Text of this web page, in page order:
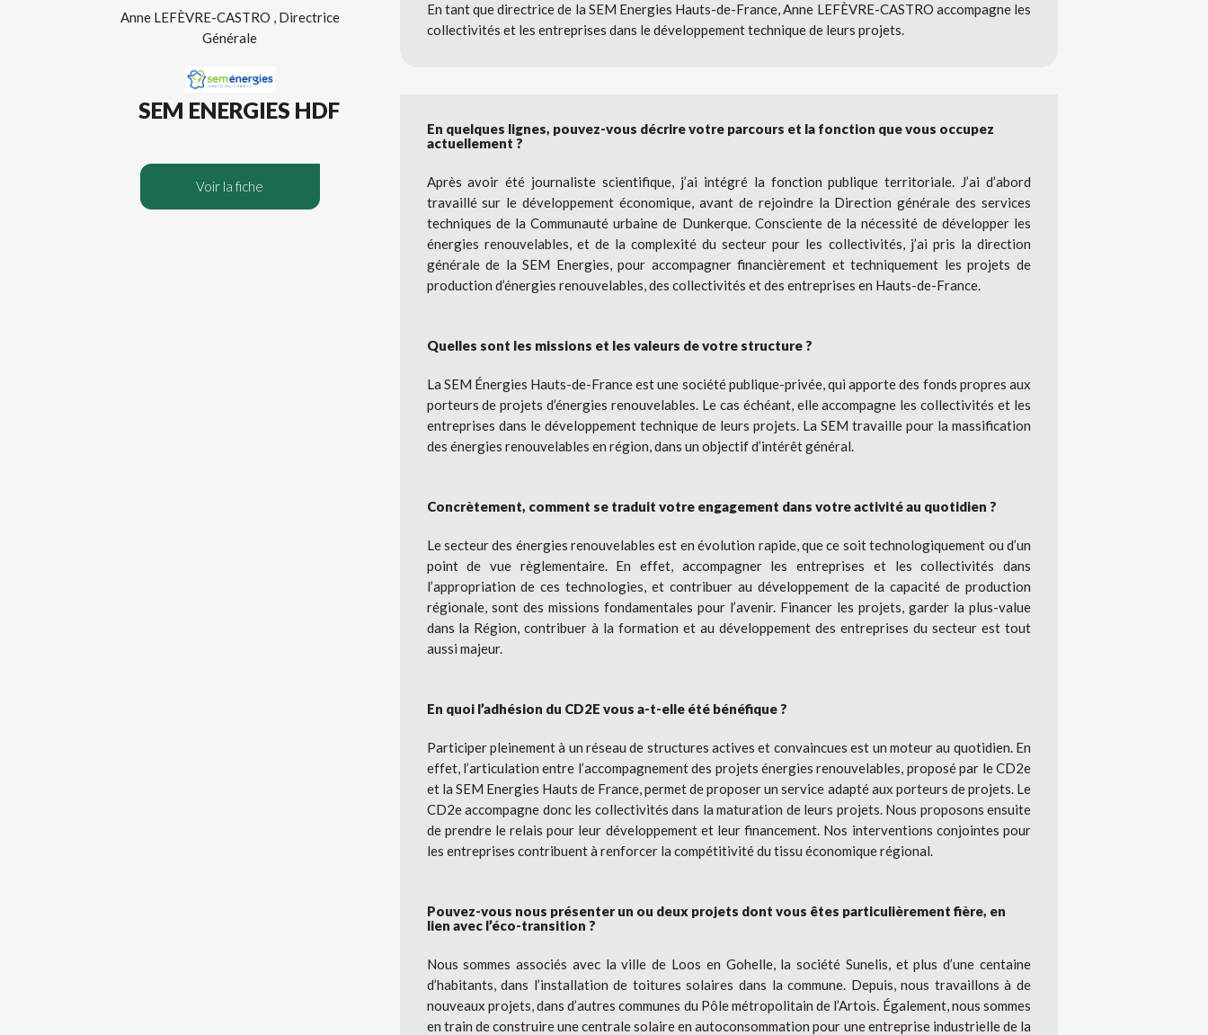
Anne LEFÈVRE-CASTRO , Directrice
Générale
SEM ENERGIES HDF
Voir la fiche
En tant que directrice de la SEM Energies Hauts-de-France, Anne LEFÈVRE-CASTRO accompagne les
collectivités et les entreprises dans le développement technique de leurs projets.
En quelques lignes, pouvez-vous décrire votre parcours et la fonction que vous occupez
actuellement ?
Après avoir été journaliste scientifique, j’ai intégré la fonction publique territoriale. J’ai d’abord
travaillé sur le développement économique, avant de rejoindre la Direction générale des services
techniques de la Communauté urbaine de Dunkerque. Consciente de la nécessité de développer les
énergies renouvelables, et de la complexité du secteur pour les collectivités, j’ai pris la direction
générale de la SEM Energies, pour accompagner financièrement et techniquement les projets de
production d’énergies renouvelables, des collectivités et des entreprises en Hauts-de-France.
Quelles sont les missions et les valeurs de votre structure ?
La SEM Énergies Hauts-de-France est une société publique-privée, qui apporte des fonds propres aux
porteurs de projets d’énergies renouvelables. Le cas échéant, elle accompagne les collectivités et les
entreprises dans le développement technique de leurs projets. La SEM travaille pour la massification
des énergies renouvelables en région, dans un objectif d’intérêt général.
Concrètement, comment se traduit votre engagement dans votre activité au quotidien ?
Le secteur des énergies renouvelables est en évolution rapide, que ce soit technologiquement ou d’un
point de vue règlementaire. En effet, accompagner les entreprises et les collectivités dans
l’appropriation de ces technologies, et contribuer au développement de la capacité de production
régionale, sont des missions fondamentales pour l’avenir. Financer les projets, garder la plus-value
dans la Région, contribuer à la formation et au développement des entreprises du secteur est tout
aussi majeur.
En quoi l’adhésion du CD2E vous a-t-elle été bénéfique ?
Participer pleinement à un réseau de structures actives et convaincues est un moteur au quotidien. En
effet, l’articulation entre l’accompagnement des projets énergies renouvelables, proposé par le CD2e
et la SEM Energies Hauts de France, permet de proposer un service adapté aux porteurs de projets. Le
CD2e accompagne donc les collectivités dans la maturation de leurs projets. Nous proposons ensuite
de prendre le relais pour leur développement et leur financement. Nos interventions conjointes pour
les entreprises contribuent à renforcer la compétitivité du tissu économique régional.
Pouvez-vous nous présenter un ou deux projets dont vous êtes particulièrement fière, en
lien avec l’éco-transition ?
Nous sommes associés avec la ville de Loos en Gohelle, la société Sunelis, et plus d’une centaine
d’habitants, dans l’installation de toitures solaires dans la commune. Depuis, nous travaillons à de
nouveaux projets, dans d’autres communes du Pôle métropolitain de l’Artois. Également, nous sommes
en train de construire une centrale solaire en autoconsommation pour une entreprise industrielle de la